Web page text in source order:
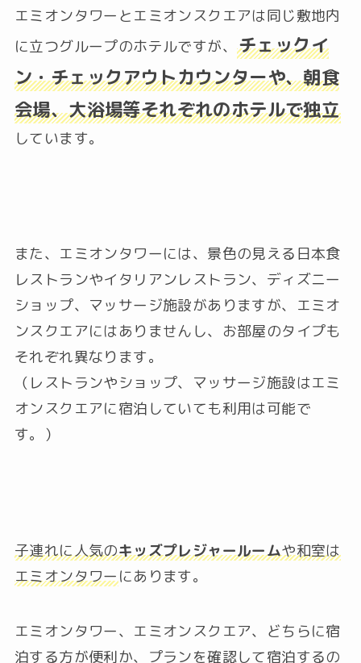
エミオンタワーとエミオンスクエアは同じ敷地内
に立つグループのホテルですが、 チェックイ
ン・チェックアウトカウンターや、朝食
会場、大浴場等それぞれのホテルで独立
しています。
また、エミオンタワーには、景色の見える日本食
レストランやイタリアンレストラン、ディズニー
ショップ、マッサージ施設がありますが、エミオ
ンスクエアにはありませんし、お部屋のタイプも
それぞれ異なります。
（レストランやショップ、マッサージ施設はエミ
オンスクエアに宿泊していても利用は可能で
す。）
子連れに人気のキッズプレジャールームや和室は
エミオンタワーにあります。
エミオンタワー、エミオンスクエア、どちらに宿
泊する方が便利か、プランを確認して宿泊するの